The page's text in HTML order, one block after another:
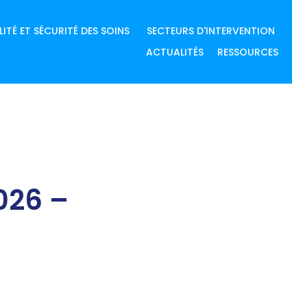
ET SÉCURITÉ DES SOINS
SECTEURS D'INTERVENTION
ACTUALITÉS
RESSOURCES
–